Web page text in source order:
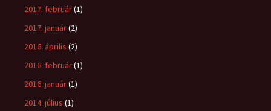
2017. február(1)
2017. január(2)
2016. április (2)
2016. február(1)
2016. január(1)
2014. július (1)